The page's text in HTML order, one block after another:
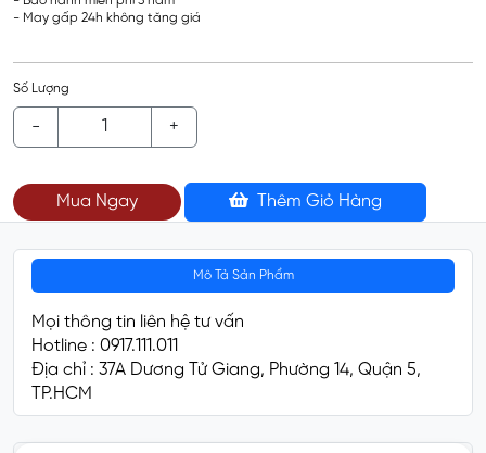
- May gấp 24h không tăng giá
Số Lượng
- +
Mua Ngay Thêm Giỏ Hàng
Mô Tả Sản Phẩm
Mọi thông tin liên hệ tư vấn
Hotline : 0917.111.011
Địa chỉ : 37A Dương Tử Giang, Phường 14, Quận 5,
TP.HCM